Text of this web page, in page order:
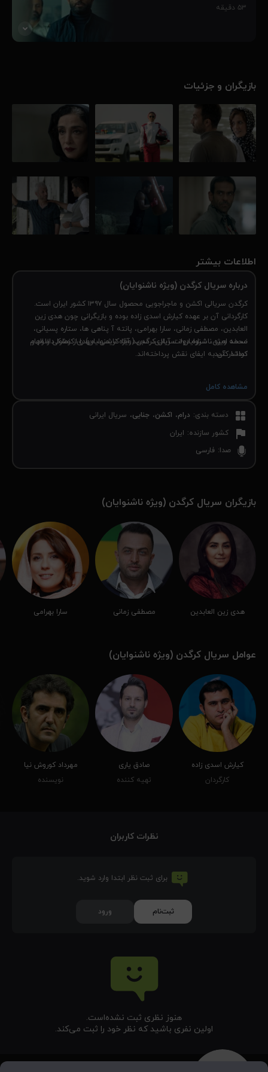
مافیای بزرگ و پر قدرت طراحی شده‌است و ماجراهای غیر قابل پیش بینی
۵۳ دقیقه
مافیای بزرگ و پر قدرت طراحی شده‌است و ماجراهای غیر قابل پیش بینی
را رقم می‌زنند و...
۷۰٪
بازیگران و جزئیات
اطلاعات بیشتر
درباره سریال کرگدن (ویژه ناشنوایان)
کرگدن سریالی اکشن و ماجراجویی محصول سال ۱۳۹۷ کشور ایران است.
کارگردانی آن بر عهده کیارش اسدی زاده بوده و بازیگرانی چون هدی زین
العابدین، مصطفی زمانی، سارا بهرامی، پانته آ پناهی ها، ستاره پسیانی،
محمد امین، شراره دولت آبادی، مجید آقا کریمی، مهدی کوشکی و الهام
کردا در آن به ایفای نقش پرداخته‌اند.
نسخه ویژه ناشنوایان< سریال کرگدن (ویژه ناشنوایان) را از نماوا دانلود و
تماشا کنید.
مشاهده کامل
دسته بندی: درام اکشن جنایی
سریال ایرانی
کشور سازنده: ایران
صدا: فارسی
بازیگران سریال کرگدن (ویژه ناشنوایان)
هدی زین‌ العابدین مصطفی زمانی سارا بهرامی
عوامل سریال کرگدن (ویژه ناشنوایان)
کیارش اسدی زاده
کارگردان
صادق یاری
تهیه کننده
مهرداد کوروش نیا
نویسنده
نظرات کاربران
برای ثبت نظر ابتدا وارد شوید.
ثبت‌نام ورود
هنوز نظری ثبت نشده‌‌است.
اولین نفری باشید که نظر خود را ثبت می‌کند.